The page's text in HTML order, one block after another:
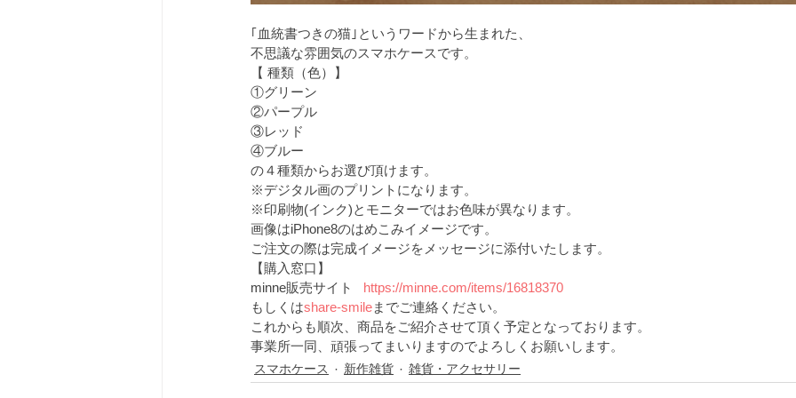
｢血統書つきの猫｣というワードから生まれた、
不思議な雰囲気のスマホケースです。
【 種類（色）】
①グリーン
②パープル
③レッド
④ブルー
の４種類からお選び頂けます。
※デジタル画のプリントになります。
※印刷物(インク)とモニターではお色味が異なります。
画像はiPhone8のはめこみイメージです。
ご注文の際は完成イメージをメッセージに添付いたします。
【購入窓口】
minne販売サイト https://minne.com/items/16818370
もしくはshare-smileまでご連絡ください。
これからも順次、商品をご紹介させて頂く予定となっております。
事業所一同、頑張ってまいりますのでよろしくお願いします。
スマホケース 新作雑貨 雑貨・アクセサリー